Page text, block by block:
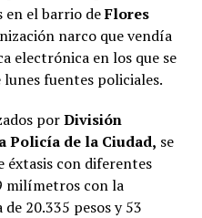
en el barrio deFlores
narco que vendía
electrónica en los que se
fuentes policiales.
porDivisión
Policía de la Ciudad, se
éxtasis con diferentes
milímetros con la
20.335 pesos y 53